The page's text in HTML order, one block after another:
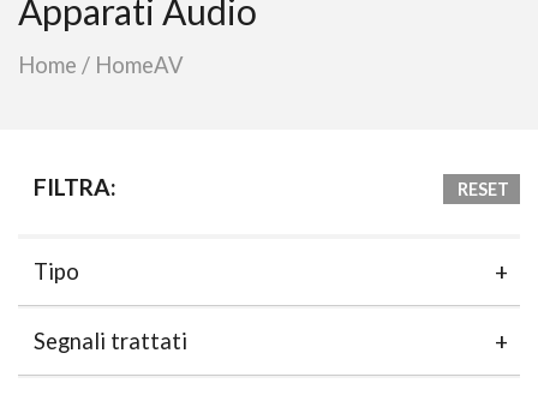
Apparati Audio
Home / HomeAV
FILTRA: RESET
Tipo
Segnali trattati